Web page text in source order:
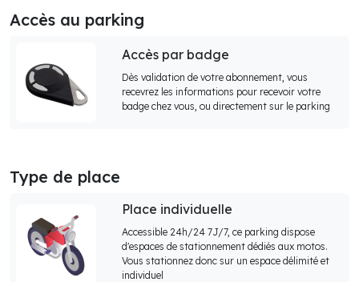
Accès au parking
Accès par badge
Dès validation de votre abonnement, vous
recevrez les informations pour recevoir votre
badge chez vous, ou directement sur le parking
Type de place
Place individuelle
Accessible 24h/24 7J/7, ce parking dispose
d'espaces de stationnement dédiés aux motos.
Vous stationnez donc sur un espace délimité et
individuel